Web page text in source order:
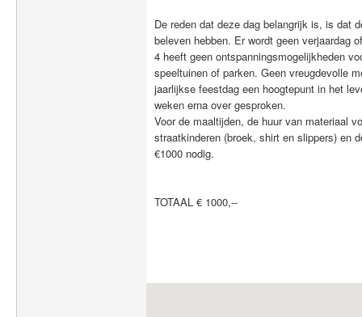
De reden dat deze dag belangrijk is, is dat
beleven hebben. Er wordt geen verjaardag
4 heeft geen ontspanningsmogelijkheden
speeltuinen of parken. Geen vreugdevolle
jaarlijkse feestdag een hoogtepunt in het
weken erna over gesproken.
Voor de maaltijden, de huur van materiaal
straatkinderen (broek, shirt en slippers) en
€1000 nodig.
TOTAAL € 1000,--